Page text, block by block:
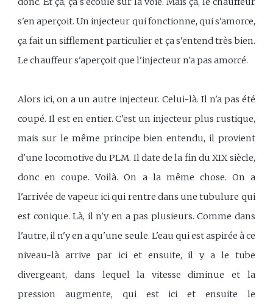
s'en aperçoit. Un injecteur qui fonctionne, qui s'amorce,
ça fait un sifflement particulier et ça s'entend très bien.
Le chauffeur s'aperçoit que l'injecteur n'a pas amorcé.
Alors ici, on a un autre injecteur. Celui-là. Il n'a pas été
coupé. Il est en entier. C'est un injecteur plus rustique,
mais sur le même principe bien entendu, il provient
d'une locomotive du PLM. Il date de la fin du XIX siècle,
donc en coupe. Voilà. On a la même chose. On a
l'arrivée de vapeur ici qui rentre dans une tubulure qui
est conique. Là, il n'y en a pas plusieurs. Comme dans
l'autre, il n'y en a qu'une seule. L'eau qui est aspirée à ce
niveau-là arrive par ici et ensuite, il y a le tube
divergeant, dans lequel la vitesse diminue et la
pression augmente, qui est ici et ensuite le